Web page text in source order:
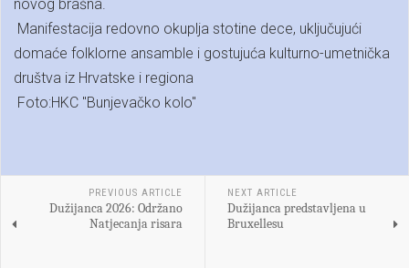
novog brašna.
Manifestacija redovno okuplja stotine dece, uključujući
domaće folklorne ansamble i gostujuća kulturno-umetnička
društva iz Hrvatske i regiona
Foto:HKC "Bunjevačko kolo"
PREVIOUS ARTICLE
Dužijanca 2026: Održano
Natjecanja risara
NEXT ARTICLE
Dužijanca predstavljena u
Bruxellesu